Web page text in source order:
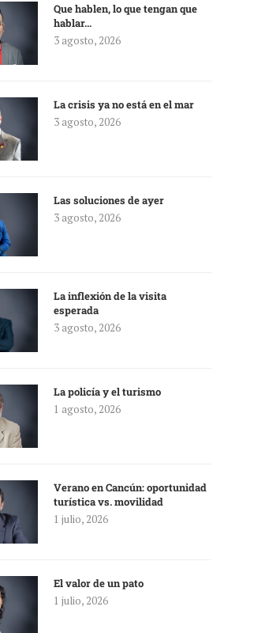
Que hablen, lo que tengan que
hablar…
3 agosto, 2026
La crisis ya no está en el mar
3 agosto, 2026
Las soluciones de ayer
3 agosto, 2026
La inflexión de la visita
esperada
3 agosto, 2026
La policía y el turismo
1 agosto, 2026
Verano en Cancún: oportunidad
turística vs. movilidad
1 julio, 2026
El valor de un pato
1 julio, 2026